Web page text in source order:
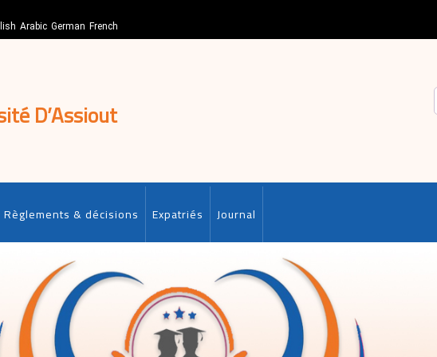
Arabic German French
D’Assiout
Règlements & décisions Expatriés Journal